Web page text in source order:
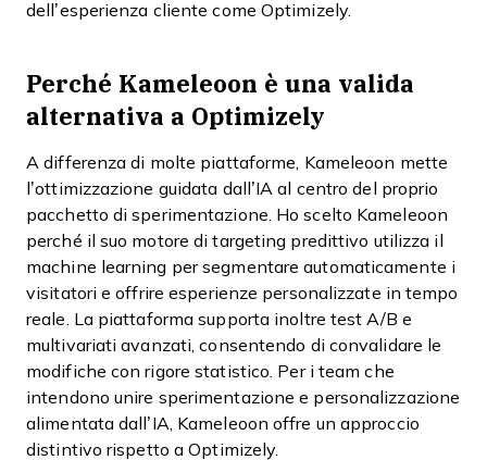
dell’esperienza cliente come Optimizely.
Perché Kameleoon è una valida
alternativa a Optimizely
A differenza di molte piattaforme, Kameleoon mette
l’ottimizzazione guidata dall’IA al centro del proprio
pacchetto di sperimentazione. Ho scelto Kameleoon
perché il suo motore di targeting predittivo utilizza il
machine learning per segmentare automaticamente i
visitatori e offrire esperienze personalizzate in tempo
reale. La piattaforma supporta inoltre test A/B e
multivariati avanzati, consentendo di convalidare le
modifiche con rigore statistico. Per i team che
intendono unire sperimentazione e personalizzazione
alimentata dall’IA, Kameleoon offre un approccio
distintivo rispetto a Optimizely.